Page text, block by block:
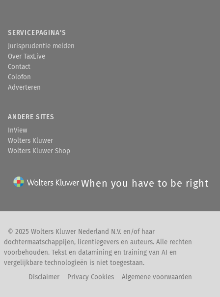
SERVICEPAGINA'S
Jurisprudentie melden
Over TaxLive
Contact
Colofon
Adverteren
ANDERE SITES
InView
Wolters Kluwer
Wolters Kluwer Shop
When you have to be right
© 2025 Wolters Kluwer Nederland N.V. en/of haar
dochtermaatschappijen, licentiegevers en auteurs. Alle rechten
voorbehouden. Tekst en datamining en training van AI en
vergelijkbare technologieën is niet toegestaan.
Disclaimer
Privacy Cookies Algemene voorwaarden